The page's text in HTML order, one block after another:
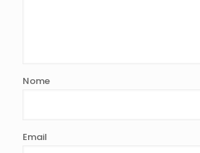
Nome
Email